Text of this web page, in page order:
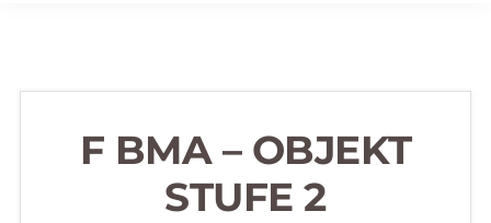
F BMA – OBJEKT
STUFE 2